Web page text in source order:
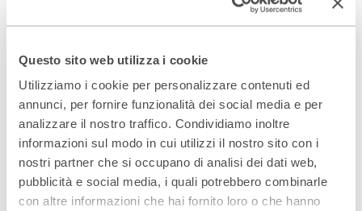
Questo sito web utilizza i cookie
Utilizziamo i cookie per personalizzare contenuti ed
annunci, per fornire funzionalità dei social media e per
analizzare il nostro traffico. Condividiamo inoltre
informazioni sul modo in cui utilizzi il nostro sito con i
nostri partner che si occupano di analisi dei dati web,
pubblicità e social media, i quali potrebbero combinarle
con altre informazioni che hai fornito loro o che hanno
2 – 14 Febbraio 2010
Festa di famiglia
collaborazione alla drammaturgia Andrea Camilleri
da Luigi Pirandello
drammaturgia, regia e interpretazione Manuela
Mandracchia,
Alvia Reale, Sandra Toffolatti e Mariangeles Torres
e con Fabio Cocifoglia, Diego Ribon
produzione Teatro Di Roma, Mercadante Teatro Stabile Di